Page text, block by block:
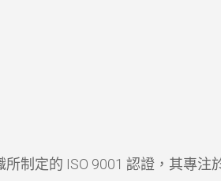
所制定的 ISO 9001 認證，其專注